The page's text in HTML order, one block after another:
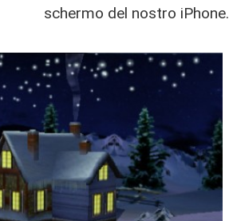
schermo del nostro iPhone.